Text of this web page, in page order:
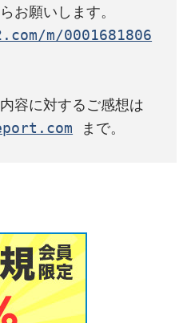
m/0001681806
まで。